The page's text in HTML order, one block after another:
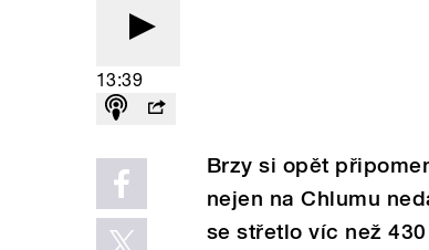
13:39
Brzy si opět
nejen na Chlumu
se střetlo víc než